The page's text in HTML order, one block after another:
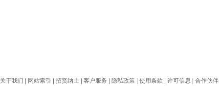
关于我们 | 网站索引 | 招贤纳士 | 客户服务 | 隐私政策 | 使用条款 | 许可信息 | 合作伙伴